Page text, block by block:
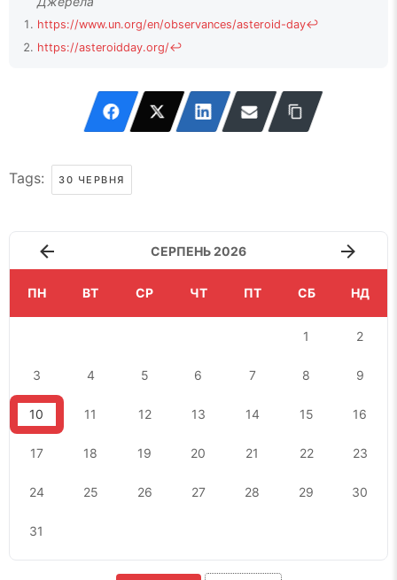
https://www.un.org/en/observances/asteroid-day↩
https://asteroidday.org/↩
Tags: 30 ЧЕРВНЯ
СЕРПЕНЬ 2026
ПН ВТ СР ЧТ ПТ СБ НД
1 2
3 4 5 6 7 8 9
10 11 12 13 14 15 16
17 18 19 20 21 22 23
24 25 26 27 28 29 30
31